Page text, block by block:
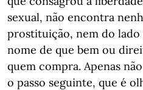
sexual, não encontra
prostituição, nem do
nome de que bem ou
quem compra. Apenas
o passo seguinte, que é